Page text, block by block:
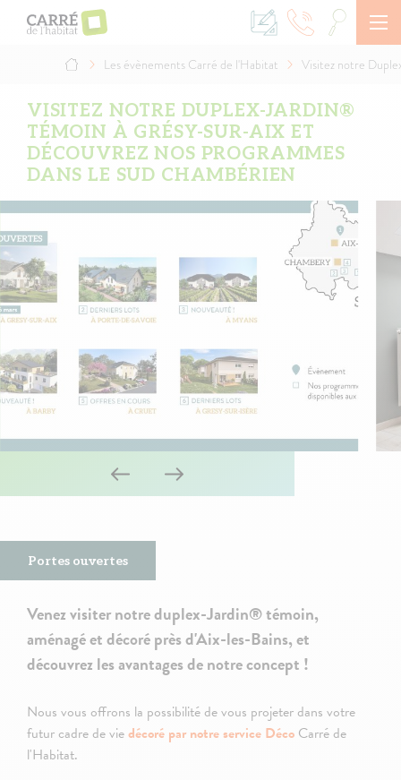
contenu
Les évènements Carré de l'Habitat Visitez notre
VISITEZ NOTRE DUPLEX-JARDIN®
TÉMOIN À GRÉSY-SUR-AIX ET
DÉCOUVREZ NOS PROGRAMMES
DANS LE SUD CHAMBÉRIEN
Portes ouvertes
Venez visiter notre duplex-Jardin® témoin,
aménagé et décoré près d'Aix-les-Bains, et
découvrez les avantages de notre concept !
Nous vous offrons la possibilité de vous projeter dans votre
futur cadre de viedécoré par notre service Déco Carré de
l'Habitat.